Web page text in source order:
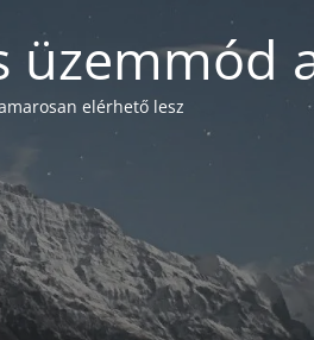
üzemmód
elérhető lesz